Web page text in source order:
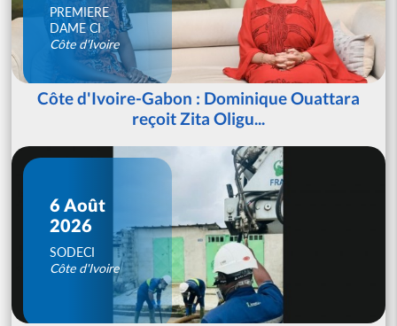
PREMIERE
DAME CI
Côte d'Ivoire
Côte d'Ivoire-Gabon : Dominique Ouattara
reçoit Zita Oligu...
6 Août
2026
SODECI
Côte d'Ivoire